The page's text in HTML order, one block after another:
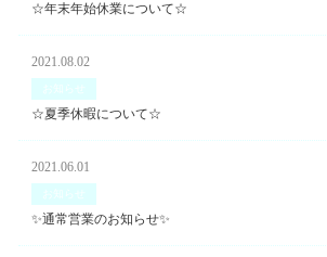
☆年末年始休業について☆
2021.08.02
お知らせ
☆夏季休暇について☆
2021.06.01
お知らせ
✨通常営業のお知らせ✨